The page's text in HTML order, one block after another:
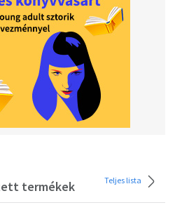
termékek Teljes lista